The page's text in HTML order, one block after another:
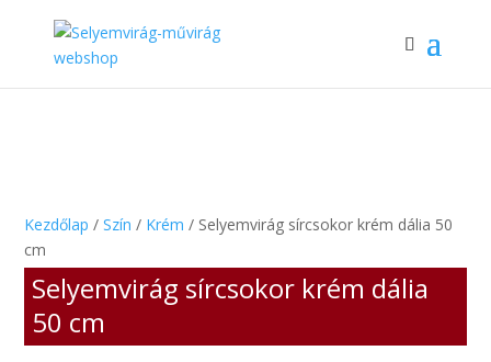
Kezdőlap /Szín / Krém / Selyemvirág sírcsokor krém dália 50
cm
Selyemvirág sírcsokor krém dália
50 cm